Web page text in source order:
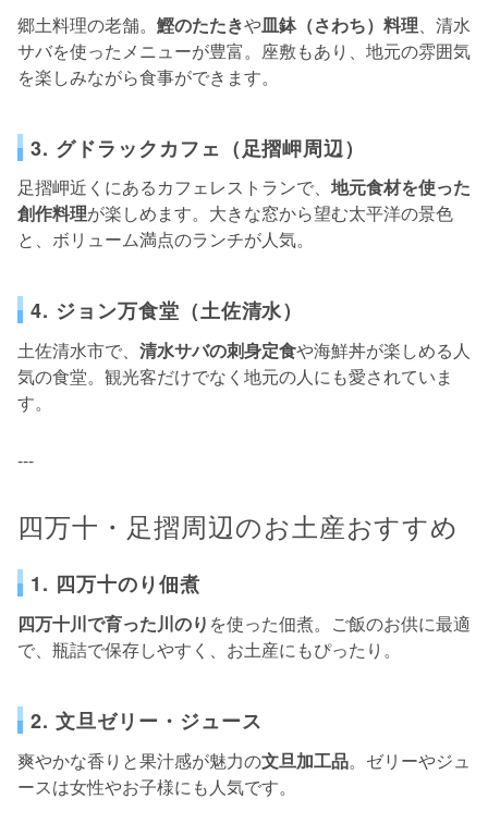
郷土料理の老舗。 鰹のたたきや皿鉢（さわち）料理 、清水
サバを使ったメニューが豊富。座敷もあり、地元の雰囲気
を楽しみながら食事ができます。
3. グドラックカフェ（足摺岬周辺）
足摺岬近くにあるカフェレストランで、 地元食材を使った
創作料理が楽しめます。大きな窓から望む太平洋の景色
と、ボリューム満点のランチが人気。
4. ジョン万食堂（土佐清水）
土佐清水市で、 清水サバの刺身定食や海鮮丼が楽しめる人
気の食堂。観光客だけでなく地元の人にも愛されていま
す。
---
四万十・足摺周辺のお土産おすすめ
1. 四万十のり佃煮
四万十川で育った川のり を使った佃煮。ご飯のお供に最適
で、瓶詰で保存しやすく、お土産にもぴったり。
2. 文旦ゼリー・ジュース
爽やかな香りと果汁感が魅力の文旦加工品。ゼリーやジュ
ースは女性やお子様にも人気です。